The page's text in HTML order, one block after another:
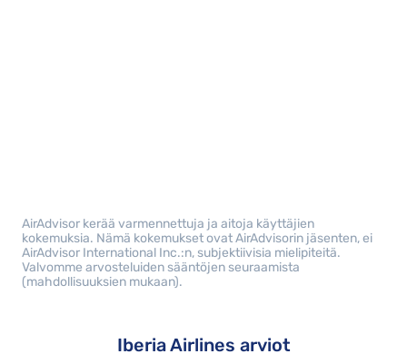
AirAdvisor kerää varmennettuja ja aitoja käyttäjien
kokemuksia. Nämä kokemukset ovat AirAdvisorin jäsenten, ei
AirAdvisor International Inc.:n, subjektiivisia mielipiteitä.
Valvomme arvosteluiden sääntöjen seuraamista
(mahdollisuuksien mukaan).
Iberia Airlines arviot